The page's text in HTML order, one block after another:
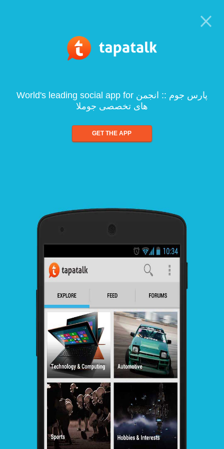
World's leading social app for پارس جوم :: انجمن
های تخصصی جوملا
GET THE APP